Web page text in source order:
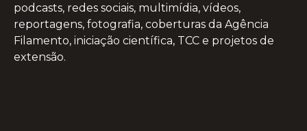
podcasts, redes sociais, multimídia, vídeos,
reportagens, fotografia, coberturas da Agência
Filamento, iniciação científica, TCC e projetos de
extensão.